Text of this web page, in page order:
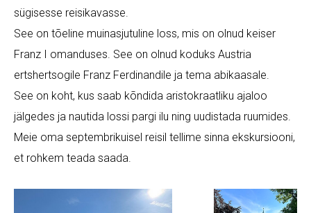
sügisesse reisikavasse.
See on tõeline muinasjutuline loss, mis on olnud keiser
Franz I omanduses. See on olnud koduks Austria
ertshertsogile Franz Ferdinandile ja tema abikaasal e.
See on koht, kus saab kõndida aristokraatliku ajaloo
jälgedes ja nautida lossi pargi ilu ning uudistada ruumides.
Meie oma septembrikuisel reisil tellime sinna ekskursiooni,
et rohkem teada saada.